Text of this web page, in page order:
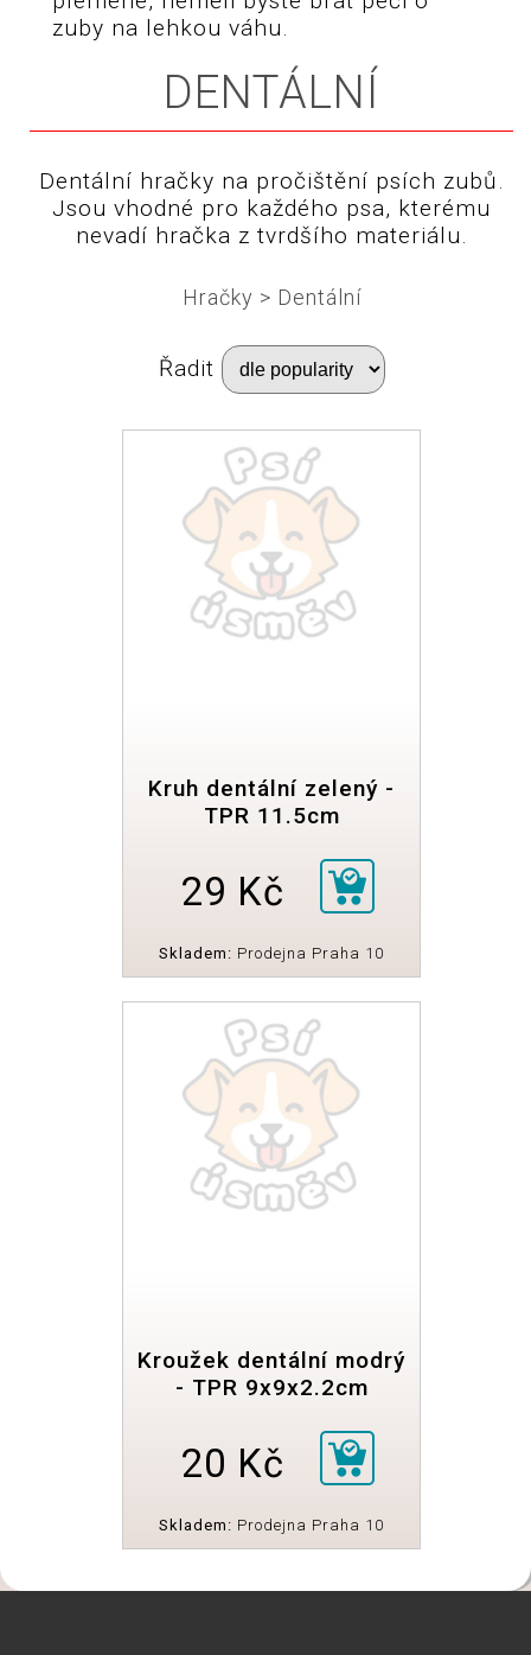
zuby na lehkou váhu.
DENTÁLNÍ
Dentální hračky na pročištění psích zubů.
Jsou vhodné pro každého psa, kterému
nevadí hračka z tvrdšího materiálu.
Hračky > Dentální
Řadit
Kruh dentální zelený -
TPR 11.5cm
29 Kč
Skladem: Prodejna Praha 10
Kroužek dentální modrý
- TPR 9x9x2.2cm
20 Kč
Skladem: Prodejna Praha 10